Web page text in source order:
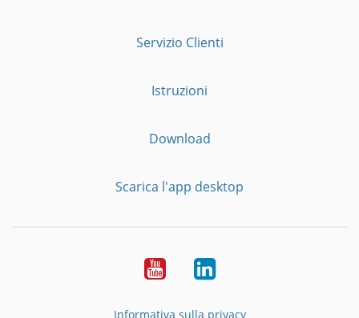
Servizio Clienti
Istruzioni
Download
Scarica l'app desktop
YouTubeLinkedIn
Informativa sulla privacy